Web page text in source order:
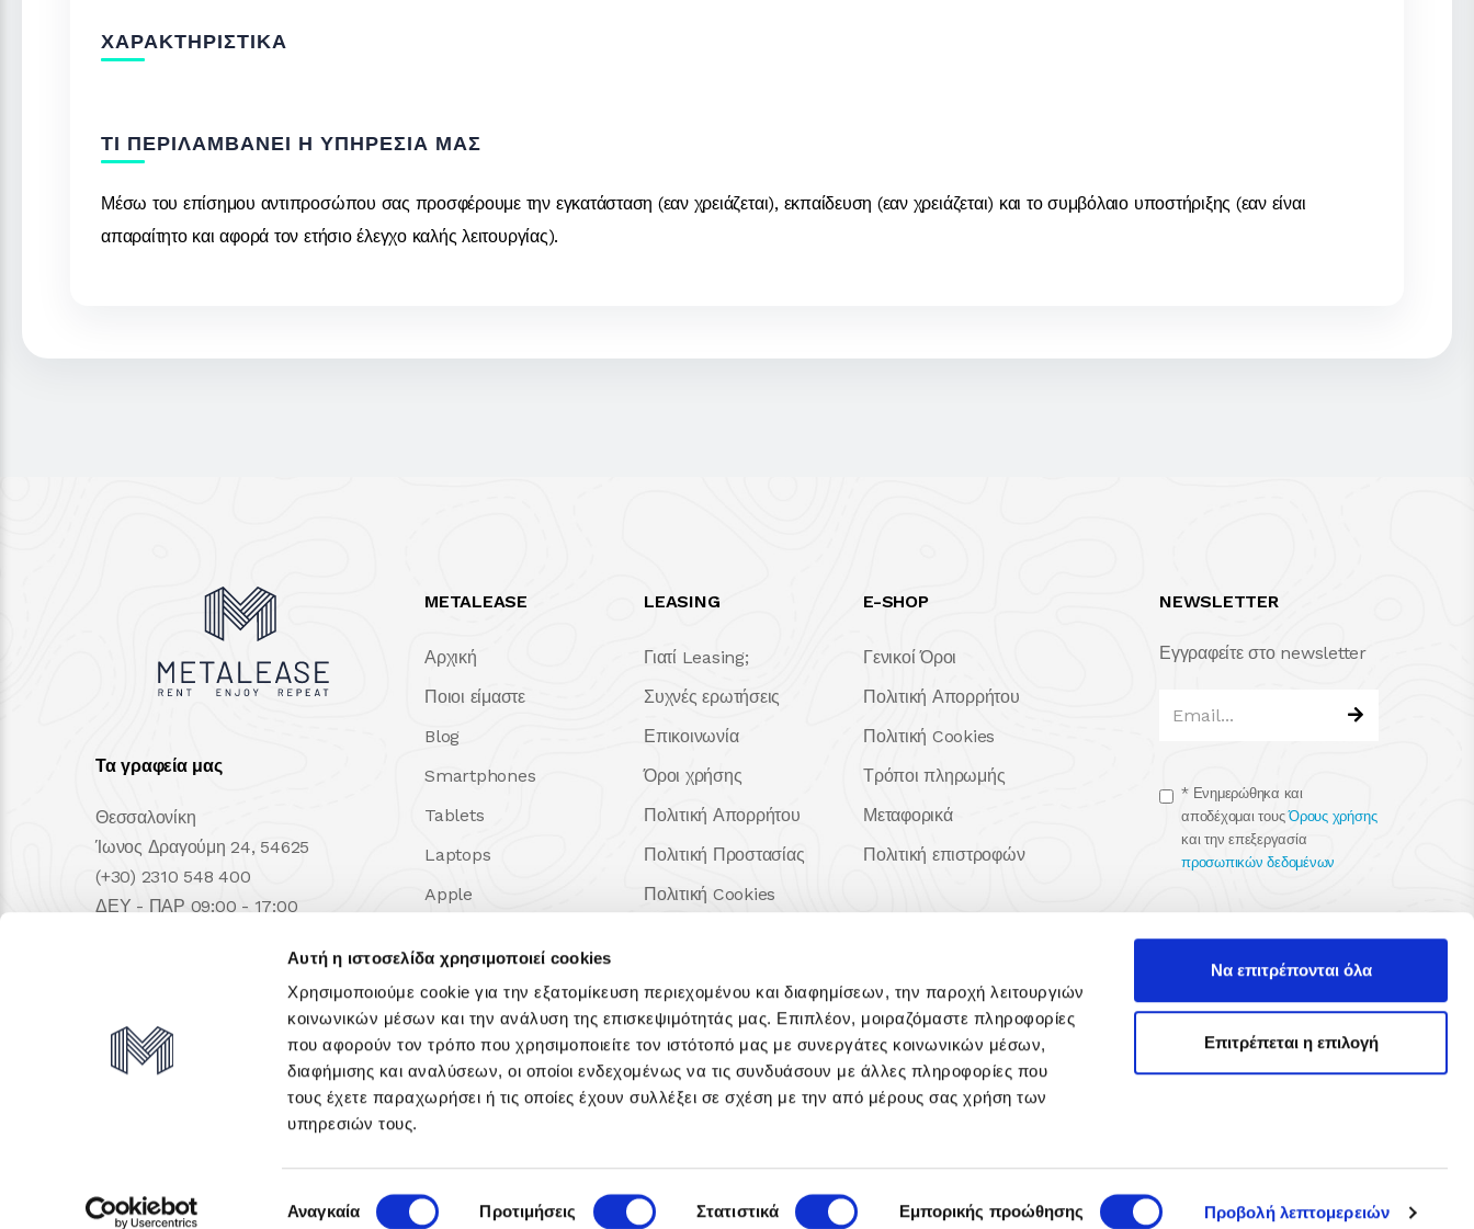
Αυτή η ιστοσελίδα χρησιμοποιεί cookies
Χρησιμοποιούμε cookie για την εξατομίκευση περιεχομένου και διαφημίσεων, την παροχή λειτουργιών
κοινωνικών μέσων και την ανάλυση της επισκεψιμότητάς μας. Επιπλέον, μοιραζόμαστε πληροφορίες
που αφορούν τον τρόπο που χρησιμοποιείτε τον ιστότοπό μας με συνεργάτες κοινωνικών μέσων,
διαφήμισης και αναλύσεων, οι οποίοι ενδεχομένως να τις συνδυάσουν με άλλες πληροφορίες που
τους έχετε παραχωρήσει ή τις οποίες έχουν συλλέξει σε σχέση με την από μέρους σας χρήση των
υπηρεσιών τους.
συγκατάθεσης
Αναγκαία Προτιμήσεις Στατιστικά Εμπορικής προώθησης Προβολή λεπτομερειών
Να επιτρέπονται όλα
Επιτρέπεται η επιλογή
ΧΑΡΑΚΤΗΡΙΣΤΙΚΆ
ΤΙ ΠΕΡΙΛΑΜΒΆΝΕΙ Η ΥΠΗΡΕΣΊΑ ΜΑΣ
Μέσω του επίσημου αντιπροσώπου σας προσφέρουμε την εγκατάσταση (εαν χρειάζεται), εκπαίδευση (εαν χρειάζεται) και το συμβόλαιο υποστήριξης (εαν είναι
απαραίτητο και αφορά τον ετήσιο έλεγχο καλής λειτουργίας).
Τα γραφεία μας
Θεσσαλονίκη
Ίωνος Δραγούμη 24, 54625
(+30) 2310 548 400
ΔΕΥ - ΠΑΡ 09:00 - 17:00
METALEASE
Αρχική
Ποιοι είμαστε
Blog
Smartphones
Tablets
Laptops
Apple
Lenovo
Dell
iMac
LEASING
Γιατί Leasing;
Συχνές ερωτήσεις
Επικοινωνία
Όροι χρήσης
Πολιτική Απορρήτου
Πολιτική Προστασίας
Πολιτική Cookies
MacOS
E-SHOP
Γενικοί Όροι
Πολιτική Απορρήτου
Πολιτική Cookies
Τρόποι πληρωμής
Μεταφορικά
Πολιτική επιστροφών
NEWSLETTER
Εγγραφείτε στο newsletter
*Ενημερώθηκα και
αποδέχομαι τουςΌρους χρήσης
και την επεξεργασία
προσωπικών δεδομένων